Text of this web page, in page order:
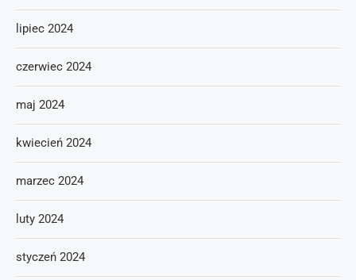
lipiec 2024
czerwiec 2024
maj 2024
kwiecień 2024
marzec 2024
luty 2024
styczeń 2024